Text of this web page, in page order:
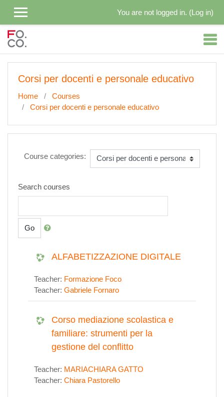
You are not logged in. (Log in)
Corsi per docenti e personale educativo
Home
Courses
Corsi per docenti e personale educativo
Course categories:
Search courses
Go
ALFABETIZZAZIONE DIGITALE
Teacher: Formazione Foco
Teacher: Gabriele Fornaro
Corso mediazione scolastica e
familiare: strumenti per la
gestione del conflitto
Teacher: MARIACHIARA GATTO
Teacher: Chiara Pastorello